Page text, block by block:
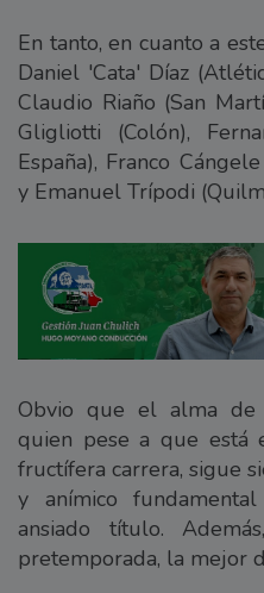
En tanto, en cuanto a
Daniel 'Cata' Díaz
Claudio Riaño (San
Gligliotti (Colón),
España), Franco
y Emanuel Trípodi
Obvio que el alma de
quien pese a que está
fructífera carrera, sigue
y anímico
ansiado título.
pretemporada, la mejor